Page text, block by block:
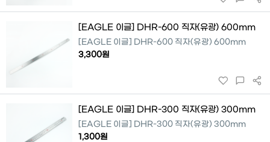
[EAGLE 이글] DHR-600 직자(유광) 600mm
[EAGLE 이글] DHR-600 직자(유광) 600mm
3,300원
[EAGLE 이글] DHR-300 직자(유광) 300mm
[EAGLE 이글] DHR-300 직자(유광) 300mm
1,300원